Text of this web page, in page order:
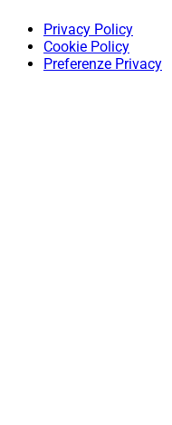
Privacy Policy
Cookie Policy
Preferenze Privacy